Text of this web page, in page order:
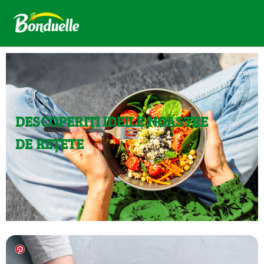
DESCOPERIȚI IDEILE NOASTRE
DE REȚETE